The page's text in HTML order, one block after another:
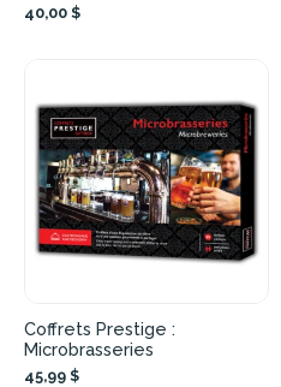
40,00 $
Coffrets Prestige :
Microbrasseries
45,99 $